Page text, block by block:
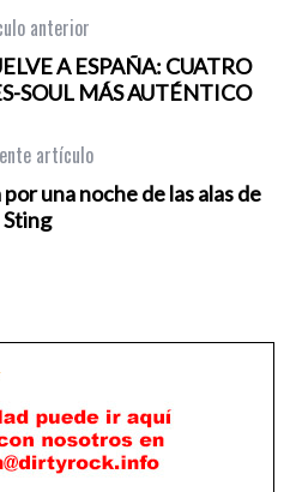
anterior
A ESPAÑA: CUATRO
SOUL MÁS AUTÉNTICO
artículo
una noche de las alas de
Sting